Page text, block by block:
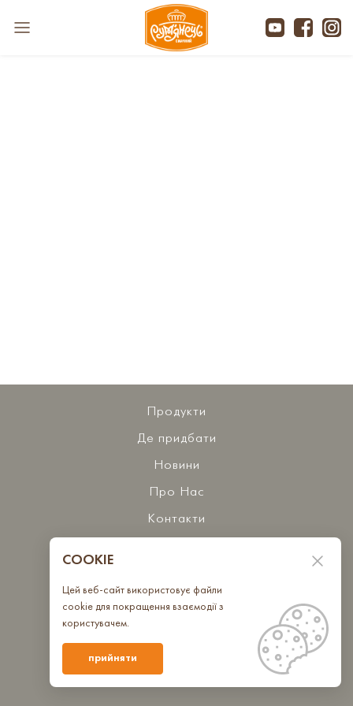
Продукти
Де придбати
Новини
Про Нас
Контакти
Зв'яжіться з нами
COOKIE
Цей веб-сайт використовує файли
cookie для покращення взаємодії з
користувачем.
прийняти